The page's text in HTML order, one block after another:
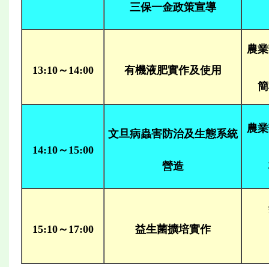
三保一金政策宣導
13:10～14:00 有機液肥實作及使用
農
14:10～15:00
文旦病蟲害防治及生態系統
營造
農
15:10～17:00 益生菌擴培實作